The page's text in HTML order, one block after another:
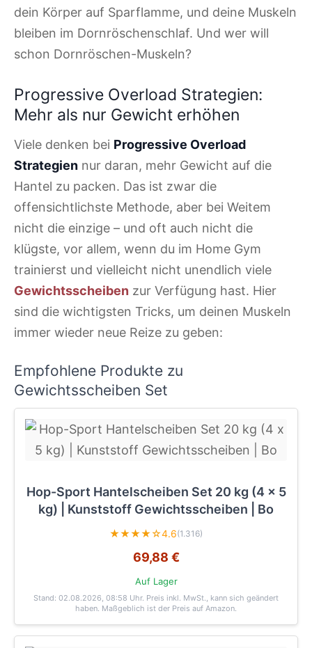
dein Körper auf Sparflamme, und deine Muskeln
bleiben im Dornröschenschlaf. Und wer will
schon Dornröschen-Muskeln?
Progressive Overload Strategien:
Mehr als nur Gewicht erhöhen
Viele denken bei Progressive Overload
Strategien nur daran, mehr Gewicht auf die
Hantel zu packen. Das ist zwar die
offensichtlichste Methode, aber bei Weitem
nicht die einzige – und oft auch nicht die
klügste, vor allem, wenn du im Home Gym
trainierst und vielleicht nicht unendlich viele
Gewichtsscheiben zur Verfügung hast. Hier
sind die wichtigsten Tricks, um deinen Muskeln
immer wieder neue Reize zu geben:
Empfohlene Produkte zu
Gewichtsscheiben Set
Hop-Sport Hantelscheiben Set 20 kg (4 x 5
kg) | Kunststoff Gewichtsscheiben | Bo
★★★★☆4.6(1.316)
69,88 €
Auf Lager
Stand: 02.08.2026, 08:58 Uhr. Preis inkl. MwSt., kann sich geändert
haben. Maßgeblich ist der Preis auf Amazon.